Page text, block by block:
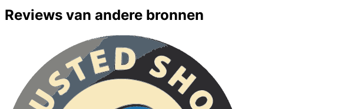
Reviews van andere bronnen